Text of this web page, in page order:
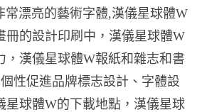
常漂亮的藝術字體,漢儀星球體W
冊的設計印刷中，漢儀星球體W
，漢儀星球體W報紙和雜志和書
性促進品牌標志設計、字體設
星球體W的下載地點，漢儀星球